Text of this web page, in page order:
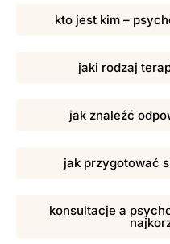
kto jest kim –
jaki rodzaj
jak znaleźć
jak przygotować
konsultacje a